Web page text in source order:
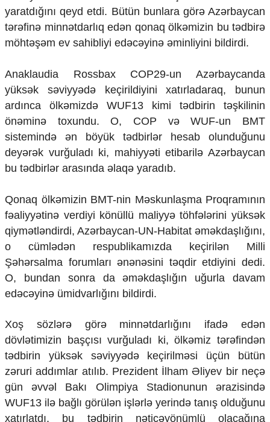
yaratdığını qeyd etdi. Bütün bunlara görə Azərbaycan
tərəfinə minnətdarlıq edən qonaq ölkəmizin bu tədbirə
möhtəşəm ev sahibliyi edəcəyinə əminliyini bildirdi.
Anaklaudia Rossbax COP29-un Azərbaycanda
yüksək səviyyədə keçirildiyini xatırladaraq, bunun
ardınca ölkəmizdə WUF13 kimi tədbirin təşkilinin
önəminə toxundu. O, COP və WUF-un BMT
sistemində ən böyük tədbirlər hesab olunduğunu
deyərək vurğuladı ki, mahiyyəti etibarilə Azərbaycan
bu tədbirlər arasında əlaqə yaradıb.
Qonaq ölkəmizin BMT-nin Məskunlaşma Proqramının
fəaliyyətinə verdiyi könüllü maliyyə töhfələrini yüksək
qiymətləndirdi, Azərbaycan-UN-Habitat əməkdaşlığını,
o cümlədən respublikamızda keçirilən Milli
Şəhərsalma forumları ənənəsini təqdir etdiyini dedi.
O, bundan sonra da əməkdaşlığın uğurla davam
edəcəyinə ümidvarlığını bildirdi.
Xoş sözlərə görə minnətdarlığını ifadə edən
dövlətimizin başçısı vurğuladı ki, ölkəmiz tərəfindən
tədbirin yüksək səviyyədə keçirilməsi üçün bütün
zəruri addımlar atılıb. Prezident İlham Əliyev bir neçə
gün əvvəl Bakı Olimpiya Stadionunun ərazisində
WUF13 ilə bağlı görülən işlərlə yerində tanış olduğunu
xatırlatdı, bu tədbirin nəticəyönümlü olacağına